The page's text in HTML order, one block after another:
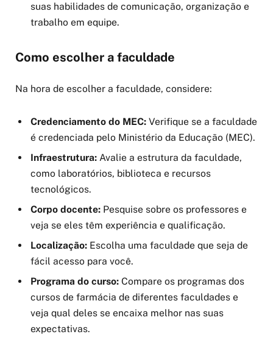
suas habilidades de comunicação, organização e
trabalho em equipe.
Como escolher a faculdade
Na hora de escolher a faculdade, considere:
Credenciamento do MEC: Verifique se a faculdade
é credenciada pelo Ministério da Educação (MEC).
Infraestrutura: Avalie a estrutura da faculdade,
como laboratórios, biblioteca e recursos
tecnológicos.
Corpo docente: Pesquise sobre os professores e
veja se eles têm experiência e qualificação.
Localização: Escolha uma faculdade que seja de
fácil acesso para você.
Programa do curso: Compare os programas dos
cursos de farmácia de diferentes faculdades e
veja qual deles se encaixa melhor nas suas
expectativas.